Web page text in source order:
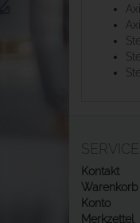
SERVICE
Kontakt
Warenkorb
Konto
Merkzettel